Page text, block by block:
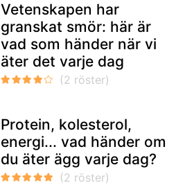
Vetenskapen har
granskat smör: här är
vad som händer när vi
äter det varje dag
Protein, kolesterol,
energi... vad händer om
du äter ägg varje dag?